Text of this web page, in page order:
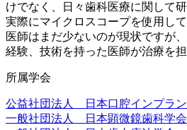
けでなく、日々歯科医療に関して
実際にマイクロスコープを使用し
医師はまだ少ないのが現状ですが
経験、技術を持った医師が治療を担
所属学会
公益社団法人 日本口腔インプラ
一般社団法人 日本顕微鏡歯科学